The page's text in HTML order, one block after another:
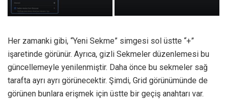
Her zamanki gibi, “Yeni Sekme” simgesi sol üstte “+”
işaretinde görünür. Ayrıca, gizli Sekmeler düzenlemesi bu
güncellemeyle yenilenmiştir. Daha önce bu sekmeler sağ
tarafta ayrı ayrı görünecektir. Şimdi, Grid görünümünde de
görünen bunlara erişmek için üstte bir geçiş anahtarı var.